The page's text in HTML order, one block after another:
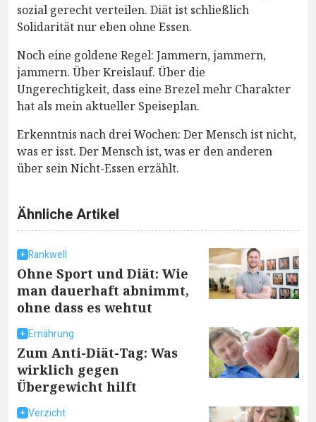
sozial gerecht verteilen. Diät ist schließlich
Solidarität nur eben ohne Essen.
Noch eine goldene Regel: Jammern, jammern,
jammern. Über Kreislauf. Über die
Ungerechtigkeit, dass eine Brezel mehr Charakter
hat als mein aktueller Speiseplan.
Erkenntnis nach drei Wochen: Der Mensch ist nicht,
was er isst. Der Mensch ist, was er den anderen
über sein Nicht-Essen erzählt.
Ähnliche Artikel
Rankwell
Ohne Sport und Diät: Wie
man dauerhaft abnimmt,
ohne dass es wehtut
Ernährung
Zum Anti-Diät-Tag: Was
wirklich gegen
Übergewicht hilft
Verzicht